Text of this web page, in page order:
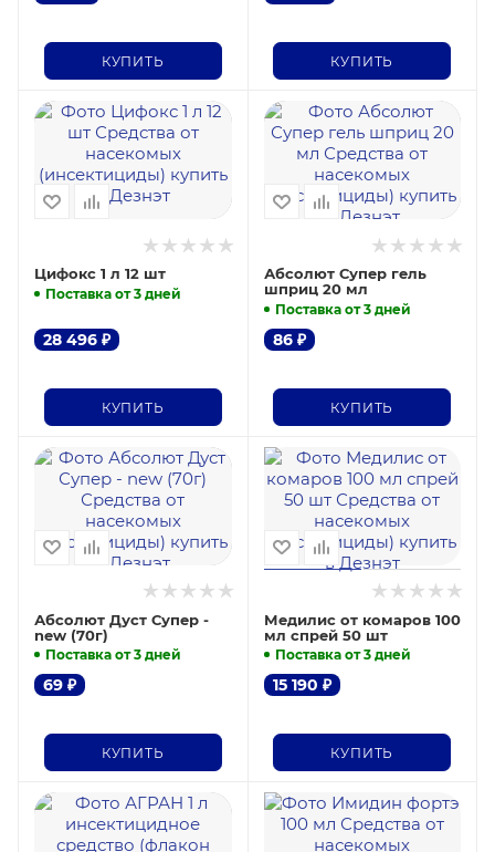
КУПИТЬ КУПИТЬ
Цифокс 1 л 12 шт
Поставка от 3 дней
28 496 ₽
КУПИТЬ
Абсолют Супер гель
шприц 20 мл
Поставка от 3 дней
86₽
КУПИТЬ
Абсолют Дуст Супер -
new (70г)
Поставка от 3 дней
69 ₽
КУПИТЬ
Медилис от комаров 100
мл спрей 50 шт
Поставка от 3 дней
15 190 ₽
КУПИТЬ